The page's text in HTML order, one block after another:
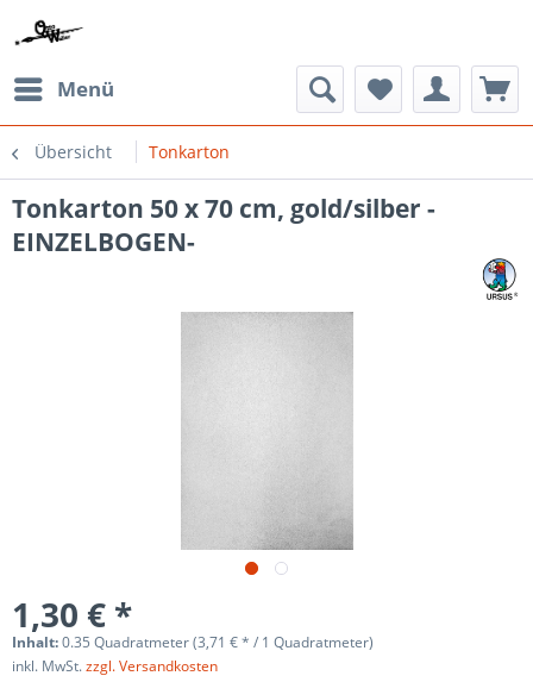
Menü
Übersicht Tonkarton
Tonkarton 50 x 70 cm, gold/silber -
EINZELBOGEN-
1,30 € *
Inhalt:0.35 Quadratmeter (3,71 € * / 1 Quadratmeter)
inkl. MwSt.zzgl. Versandkosten